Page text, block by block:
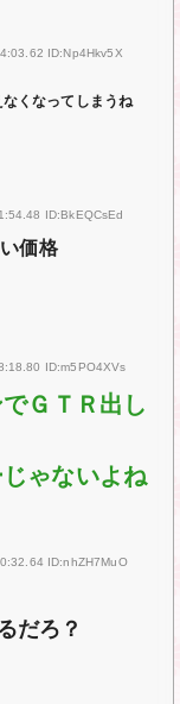
ID:Np4Hkv5X
くなってしまうね
ID:BkEQCsEd
価格
ID:m5PO4XVs
ＧＴＲ出し
ゃないよね
ID:nhZH7MuO
だろ？